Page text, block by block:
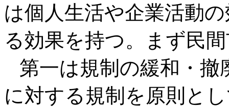
は個人生活や企業活動
る効果を持つ。まず民
第一は規制の緩和・
に対する規制を原則と